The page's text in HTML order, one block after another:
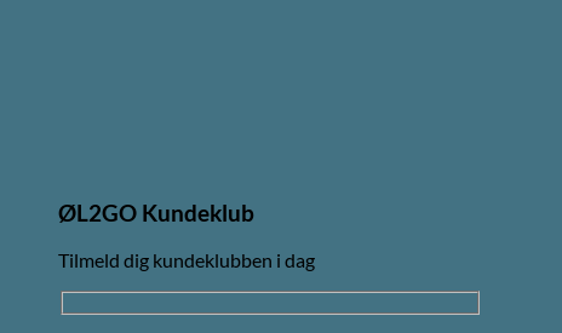
ØL2GO Kundeklub
Tilmeld dig kundeklubben i dag